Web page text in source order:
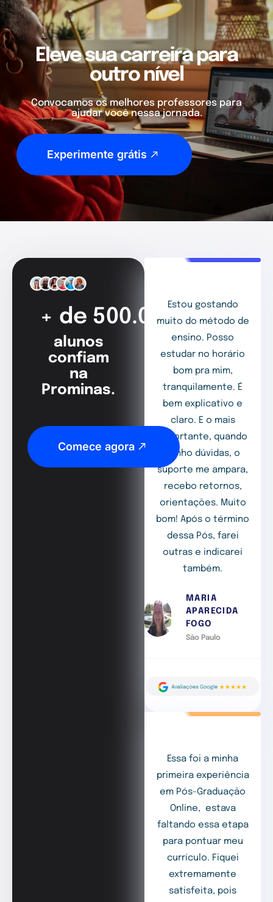
Eleve sua carreira para
outro nível
Convocamos os melhores professores para
ajudar você nessa jornada.
Experimente grátis
+ de 500.000
alunos
confiam
na
Prominas.
Comece agora
Estou gostando
muito do método de
ensino. Posso
estudar no horário
bom pra mim,
tranquilamente. É
bem explicativo e
claro. E o mais
importante, quando
tenho dúvidas, o
suporte me ampara,
recebo retornos,
orientações. Muito
bom! Após o término
dessa Pós, farei
outras e indicarei
também.
MARIA
APARECIDA
FOGO
São Paulo
Essa foi a minha
primeira experiência
em Pós-Graduação
Online, estava
faltando essa etapa
para pontuar meu
currículo. Fiquei
extremamente
satisfeita, pois